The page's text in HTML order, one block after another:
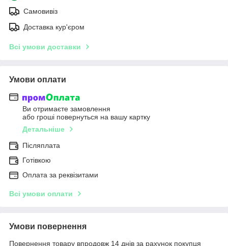
Самовивіз
Доставка кур'єром
Всі умови доставки
Умови оплати
Ви отримаєте замовлення
або гроші повернуться на вашу картку
Детальніше
Післяплата
Готівкою
Оплата за реквізитами
Всі умови оплати
Умови повернення
Повернення товару впродовж 14 днів за рахунок покупця